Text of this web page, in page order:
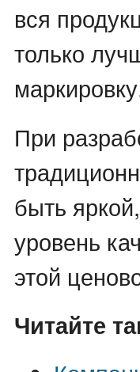
вся
только
При
быть
уровень
этой
Читайте